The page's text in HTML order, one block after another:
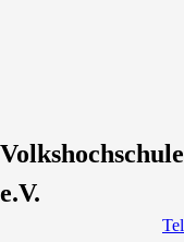
e.V.